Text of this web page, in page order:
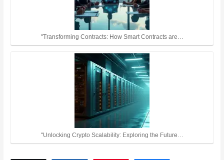
"Transforming Contracts: How Smart Contracts are…
"Unlocking Crypto Scalability: Exploring the Future…